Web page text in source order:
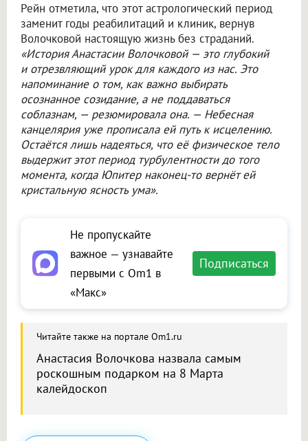
Рейн отметила, что этот астрологический период
заменит годы реабилитаций и клиник, вернув
Волочковой настоящую жизнь без страданий.
«История Анастасии Волочковой — это глубокий
и отрезвляющий урок для каждого из нас. Это
напоминание о том, как важно выбирать
осознанное созидание, а не поддаваться
соблазнам, — резюмировала она. — Небесная
канцелярия уже прописала ей путь к исцелению.
Остаётся лишь надеяться, что её физическое тело
выдержит этот период турбулентности до того
момента, когда Юпитер наконец-то вернёт ей
кристальную ясность ума».
Не пропускайте
важное — узнавайте
первыми с Om1 в
«Макс»
Подписаться
Читайте также на портале Om1.ru
Анастасия Волочкова назвала самым
роскошным подарком на 8 Марта
калейдоскоп